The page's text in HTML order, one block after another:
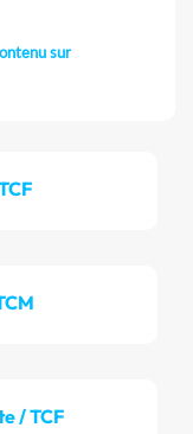
sur
/ TCF